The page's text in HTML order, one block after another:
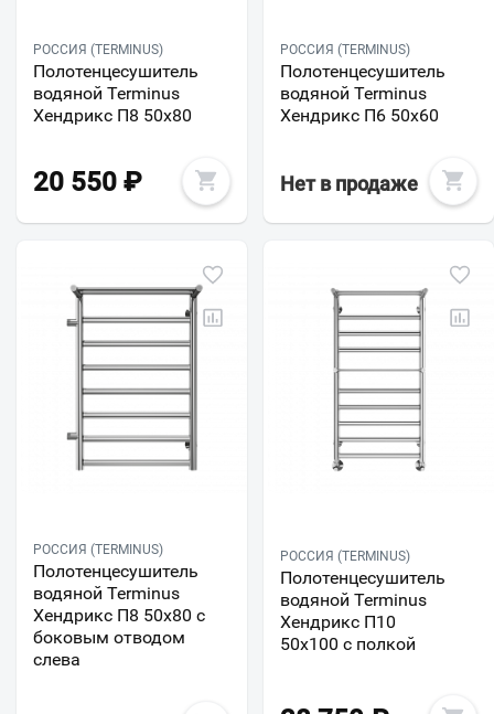
РОССИЯ (TERMINUS)
Полотенцесушитель
водяной Terminus
Хендрикс П8 50х80
20 550 ₽
РОССИЯ (TERMINUS)
Полотенцесушитель
водяной Terminus
Хендрикс П6 50х60
Нет в продаже
РОССИЯ (TERMINUS)
Полотенцесушитель
водяной Terminus
Хендрикс П8 50х80 с
боковым отводом
слева
РОССИЯ (TERMINUS)
Полотенцесушитель
водяной Terminus
Хендрикс П10
50х100 с полкой